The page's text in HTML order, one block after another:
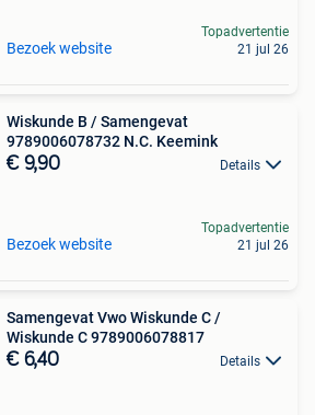
Bezoek website
Topadvertentie
21 jul 26
Wiskunde B / Samengevat
9789006078732 N.C. Keemink
€ 9,90 Details
Bezoek website
Topadvertentie
21 jul 26
Samengevat Vwo Wiskunde C /
Wiskunde C 9789006078817
€ 6,40 Details